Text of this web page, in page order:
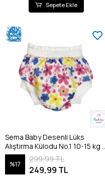
Sepete Ekle
Sema Baby Desenli Lüks
Alıştırma Külodu No.1 10-15 kg -
Flowers
%17
299,99 TL
249,99 TL